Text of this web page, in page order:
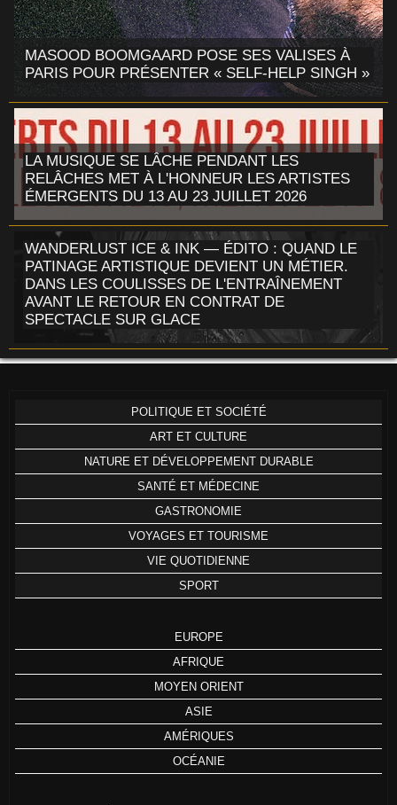
MASOOD BOOMGAARD POSE SES VALISES À
PARIS POUR PRÉSENTER « SELF-HELP SINGH »
LA MUSIQUE SE LÂCHE PENDANT LES
RELÂCHES MET À L'HONNEUR LES ARTISTES
ÉMERGENTS DU 13 AU 23 JUILLET 2026
WANDERLUST ICE & INK — ÉDITO : QUAND LE
PATINAGE ARTISTIQUE DEVIENT UN MÉTIER.
DANS LES COULISSES DE L'ENTRAÎNEMENT
AVANT LE RETOUR EN CONTRAT DE
SPECTACLE SUR GLACE
POLITIQUE ET SOCIÉTÉ
ART ET CULTURE
NATURE ET DÉVELOPPEMENT DURABLE
SANTÉ ET MÉDECINE
GASTRONOMIE
VOYAGES ET TOURISME
VIE QUOTIDIENNE
SPORT
EUROPE
AFRIQUE
MOYEN ORIENT
ASIE
AMÉRIQUES
OCÉANIE